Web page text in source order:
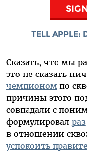
TELL APPLE:
Сказать, что мы
это не сказать
чемпионом по
причины этого
совпадали с
формулировал раз
в отношении
успокоить